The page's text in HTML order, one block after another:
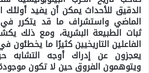
الدقيق للأحداث يمكن أن يفيد
الماضي واستشراف ما قد يتكرر
ثبات الطبيعة البشرية، ومع ذلك
الفاعلين التاريخيين كثيرًا ما يخطئون
يعجزون عن إدراك أوجه التشابه
ويتوهمون الفروق حين لا تكون